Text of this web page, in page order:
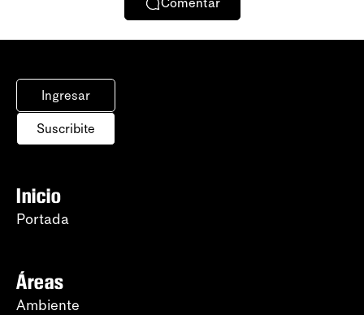
Ingresar
Suscribite
Inicio
Portada
Áreas
Ambiente